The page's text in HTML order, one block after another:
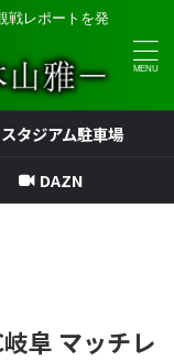
戦レポートを発
スタジアム駐車場
DAZN
阜 マッチレ